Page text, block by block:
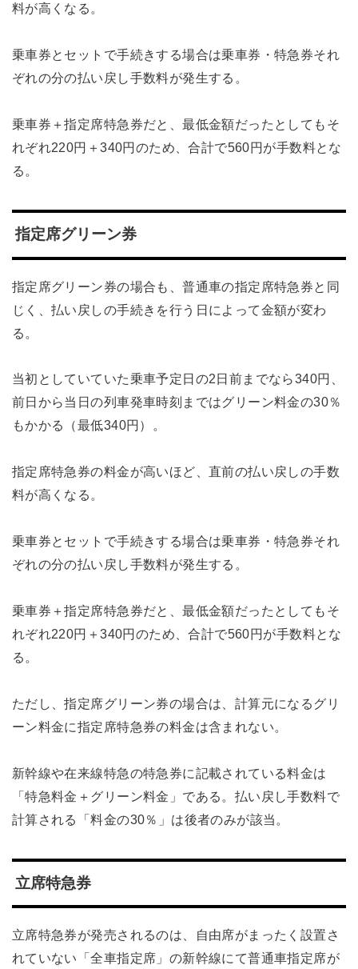
料が高くなる。
乗車券とセットで手続きする場合は乗車券・特急券それ
ぞれの分の払い戻し手数料が発生する。
乗車券＋指定席特急券だと、最低金額だったとしてもそ
れぞれ220円＋340円のため、合計で560円が手数料とな
る。
指定席グリーン券
指定席グリーン券の場合も、普通車の指定席特急券と同
じく、払い戻しの手続きを行う日によって金額が変わ
る。
当初としていていた乗車予定日の2日前までなら340円、
前日から当日の列車発車時刻まではグリーン料金の30％
もかかる（最低340円）。
指定席特急券の料金が高いほど、直前の払い戻しの手数
料が高くなる。
乗車券とセットで手続きする場合は乗車券・特急券それ
ぞれの分の払い戻し手数料が発生する。
乗車券＋指定席特急券だと、最低金額だったとしてもそ
れぞれ220円＋340円のため、合計で560円が手数料とな
る。
ただし、指定席グリーン券の場合は、計算元になるグリ
ーン料金に指定席特急券の料金は含まれない。
新幹線や在来線特急の特急券に記載されている料金は
「特急料金＋グリーン料金」である。払い戻し手数料で
計算される「料金の30％」は後者のみが該当。
立席特急券
立席特急券が発売されるのは、自由席がまったく設置さ
れていない「全車指定席」の新幹線にて普通車指定席が